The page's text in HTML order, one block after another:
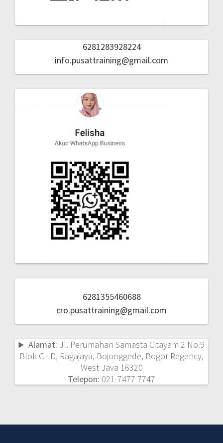
6281283928224
info.pusattraining@gmail.com
6281355460688
cro.pusattraining@gmail.com
Alamat: Jl. Perumahan Samasta Citayam 2 No.9
Blok C - D, Ragajaya, Bojonggede, Bogor Regency,
West Java 16320
Telepon: 021-7477 7747